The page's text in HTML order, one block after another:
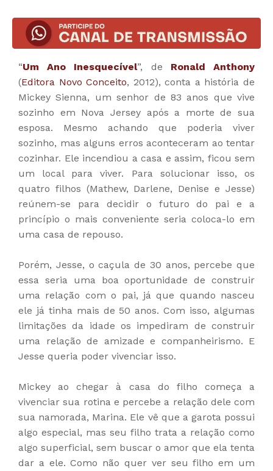
“Um Ano Inesquecível”, de Ronald Anthony
(Editora Novo Conceito, 2012), conta a história de
Mickey Sienna, um senhor de 83 anos que vive
sozinho em Nova Jersey após a morte de sua
esposa. Mesmo achando que poderia viver
sozinho, mas alguns erros aconteceram ao tentar
cozinhar. Ele incendiou a casa e assim, ficou sem
um local para viver. Para solucionar isso, os
quatro filhos (Mathew, Darlene, Denise e Jesse)
reúnem-se para decidir o futuro do pai e a
princípio o mais conveniente seria coloca-lo em
uma casa de repouso.
Porém, Jesse, o caçula de 30 anos, percebe que
essa seria uma boa oportunidade de construir
uma relação com o pai, já que quando nasceu
ele já tinha mais de 50 anos. Com isso, algumas
limitações da idade os impediram de construir
uma relação de amizade e companheirismo. E
Jesse queria poder vivenciar isso.
Mickey ao chegar à casa do filho começa a
vivenciar sua rotina e percebe a relação dele com
sua namorada, Marina. Ele vê que a garota possui
algo especial, mas seu filho trata a relação como
algo superficial, sem buscar o amor que ela tenta
dar a ele. Como não quer ver seu filho em um